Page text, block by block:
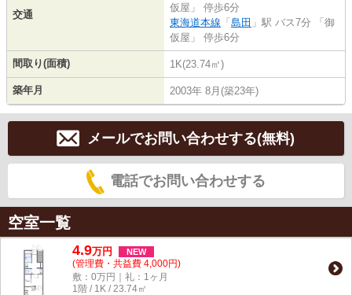
交通
仮屋」 停歩6分
東海道本線 「 島田 」駅 バス7分 「御
仮屋」 停歩6分
間取り(面積) 1K(23.74㎡)
築年月 2003年 8月(築23年)
メールでお問い合わせする(無料)
電話でお問い合わせする
空室一覧
4.9万円 NEW
(管理費・共益費 4,000円)
敷：0万円｜礼：1ヶ月
1階 / 1K / 23.74㎡